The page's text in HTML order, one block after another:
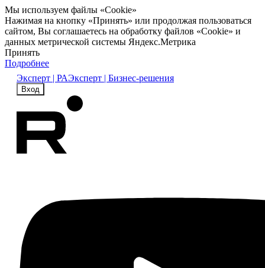
Мы используем файлы «Cookie»
Нажимая на кнопку «Принять» или продолжая пользоваться
сайтом, Вы соглашаетесь на обработку файлов «Cookie» и
данных метрической системы Яндекс.Метрика
Принять
Подробнее
Эксперт | РАЭксперт | Бизнес-решения
Вход